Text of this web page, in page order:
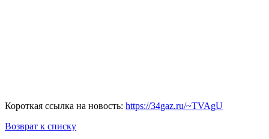
Короткая ссылка на новость: https://34gaz.ru/~TVAgU
Возврат к списку